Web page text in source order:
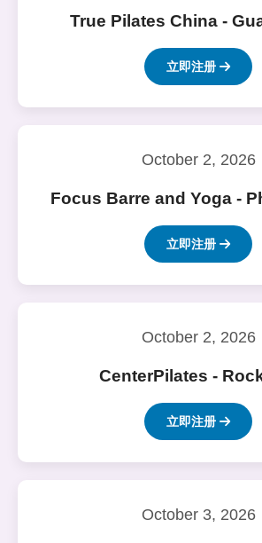
True Pilates China -
立即注册
October 2, 2026
Focus Barre and Yoga -
立即注册
October 2, 2026
CenterPilates -
立即注册
October 3, 2026